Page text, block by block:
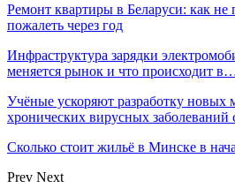
Ремонт квартиры в Беларуси: как не
пожалеть через год
Инфраструктура зарядки
меняется рынок и что происходит
Учёные ускоряют разработку новых
хронических вирусных
Сколько стоит жильё в Минске в
Prev Next